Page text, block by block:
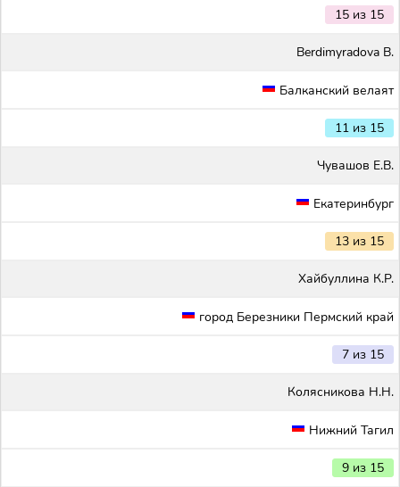
15 из 15
Berdimyradova B.
Балканский велаят
11 из 15
Чувашов Е.В.
Екатеринбург
13 из 15
Хайбуллина К.Р.
город Березники Пермский край
7 из 15
Колясникова Н.Н.
Нижний Тагил
9 из 15